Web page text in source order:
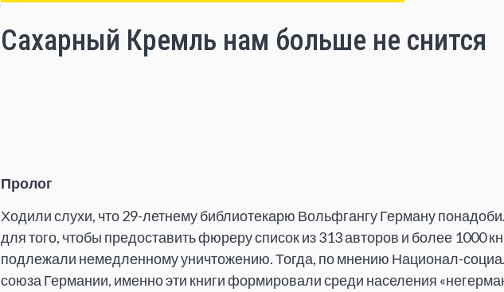
Сахарный Кремль нам больше не снится
Пролог
Ходили слухи, что 29-летнему библиотекарю Вольфгангу Герману
для того, чтобы предоставить фюреру список из 313 авторов и более 1000
подлежали немедленному уничтожению. Тогда, по мнению Национал-
союза Германии, именно эти книги формировали среди населения